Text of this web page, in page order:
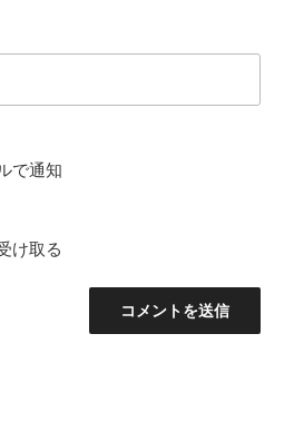
で通知
け取る